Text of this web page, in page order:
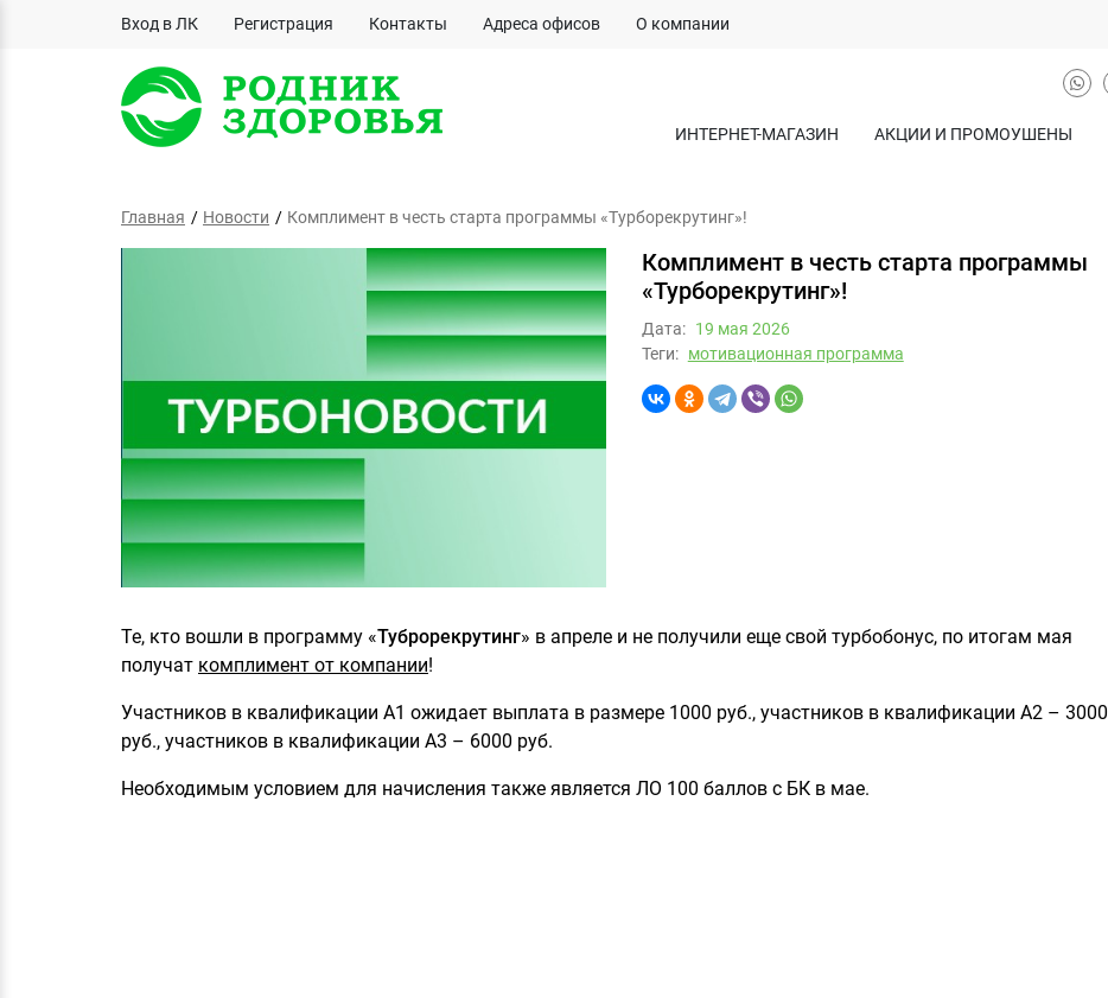
Вход в ЛК Регистрация Контакты Адреса офисов О компании
ИНТЕРНЕТ-МАГАЗИН АКЦИИ И ПРОМОУШЕНЫ
Главная Новости Комплимент в честь старта программы «Турборекрутинг»!
Комплимент в честь старта программы
«Турборекрутинг»!
Дата: 19 мая 2026
Теги: мотивационная программа
Те, кто вошли в программу «Туброрекрутинг» в апреле и не получили еще свой турбобонус, по итогам мая
получат комплимент от компании!
Участников в квалификации А1 ожидает выплата в размере 1000 руб., участников в квалификации А2 – 3000
руб., участников в квалификации А3 – 6000 руб.
Необходимым условием для начисления также является ЛО 100 баллов с БК в мае.